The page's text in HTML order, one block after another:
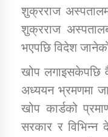
शुक्रराज
शुक्रराज
भएपछि विदेश
खोप लगाइसकेपछि
अध्ययन भ्रमणमा
खोप कार्डको
सरकार र